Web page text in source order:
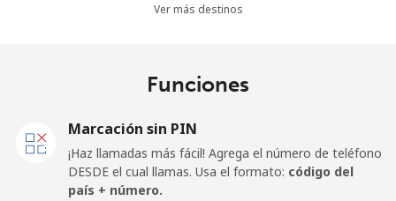
Línea fija ⁦48.5¢⁩
⁦48.5¢⁩ 20 min por ⁦$10⁩ ⁦7¢⁩
Ver más destinos
Funciones
Marcación sin PIN
¡Haz llamadas más fácil! Agrega el número de teléfono
DESDE el cual llamas. Usa el formato: código del
país + número.